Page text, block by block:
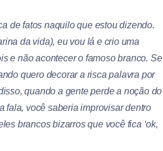
de fatos naquilo que estou dizendo.
da vida), eu vou lá e crio uma
e não acontecer o famoso branco. Se
quero decorar a risca palavra por
quando a gente perde a noção do
fala, você saberia improvisar dentro
brancos bizarros que você fica ‘ok,